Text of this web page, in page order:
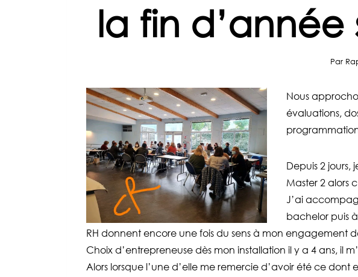
la fin
Par
Nous
évaluations,
p
Depuis 2 jours,
Master 2 alors
J’ai
bachelor puis à
RH donnent encore une fois du sens à mon engagement
Choix d’entrepreneuse dès mon installation il y a 4 ans, il
Alors lorsque l’une d’elle me remercie d’avoir été ce